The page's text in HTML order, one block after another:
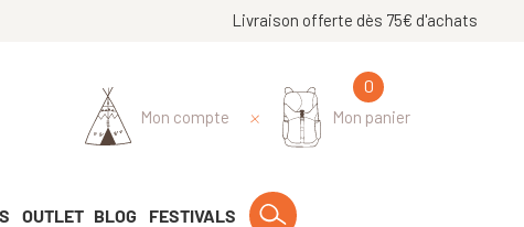
Livraison offerte dès 75€ d'achats
Mon compte Mon panier
0
OUTLET BLOG FESTIVALS